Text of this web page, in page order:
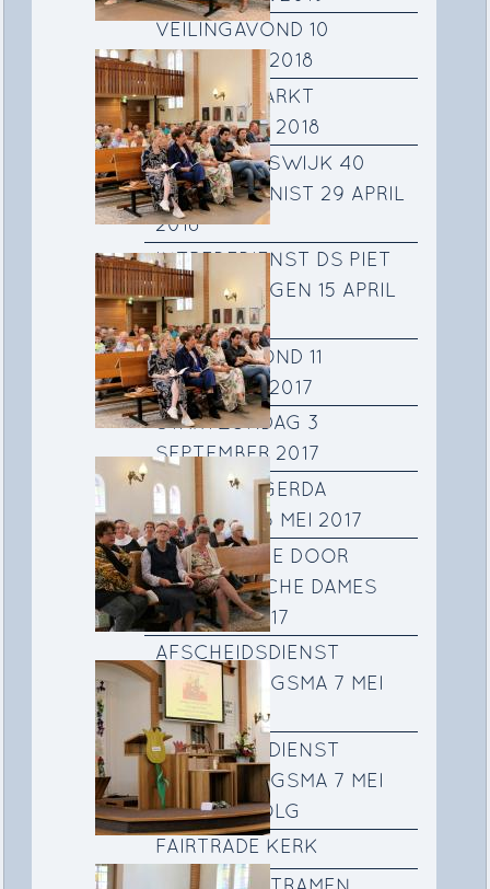
VEILINGAVOND 10
NOVEMBER 2018
NAJAARSMARKT
SEPTEMBER 2018
PETER KRUISWIJK 40
JAAR ORGANIST 29 APRIL
2018
INTREDEDIENST DS PIET
RAVENSBERGEN 15 APRIL
2018
VEILINGAVOND 11
NOVEMBER 2017
STARTZONDAG 3
SEPTEMBER 2017
AFSCHEID GERDA
JONGSMA 6 MEI 2017
PRESENTATIE DOOR
INDONESISCHE DAMES
OP 5 MEI 2017
AFSCHEIDSDIENST
GERDA JONGSMA 7 MEI
2017
AFSCHEIDSDIENST
GERDA JONGSMA 7 MEI
2017 VERVOLG
FAIRTRADE KERK